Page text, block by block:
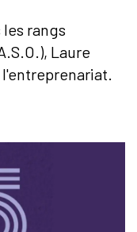
rangs
Laure